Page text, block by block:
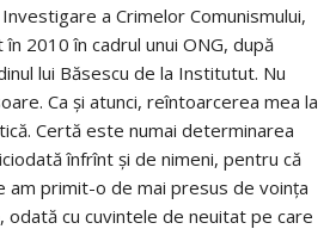
a Crimelor Comunismului,
2010 în cadrul unui ONG, după
lui Băsescu de la Institutut. Nu
Ca și atunci, reîntoarcerea mea la
Certă este numai determinarea
înfrînt și de nimeni, pentru că
am primit-o de mai presus de voința
odată cu cuvintele de neuitat pe care